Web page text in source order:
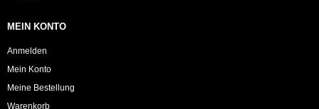
MEIN KONTO
Anmelden
Mein Konto
Meine Bestellung
Warenkorb